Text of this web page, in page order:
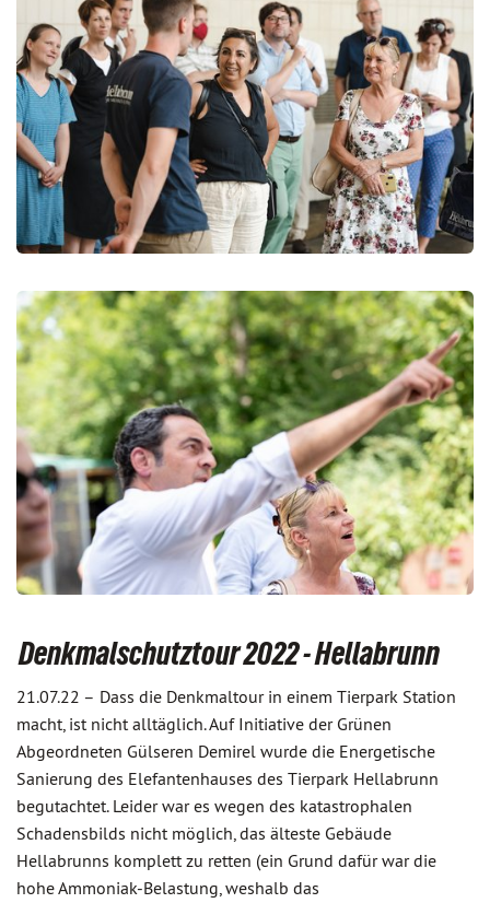
Denkmalschutztour 2022 - Hellabrunn
21.07.22 – Dass die Denkmaltour in einem Tierpark Station
macht, ist nicht alltäglich. Auf Initiative der Grünen
Abgeordneten Gülseren Demirel wurde die Energetische
Sanierung des Elefantenhauses des Tierpark Hellabrunn
begutachtet. Leider war es wegen des katastrophalen
Schadensbilds nicht möglich, das älteste Gebäude
Hellabrunns komplett zu retten (ein Grund dafür war die
hohe Ammoniak-Belastung, weshalb das